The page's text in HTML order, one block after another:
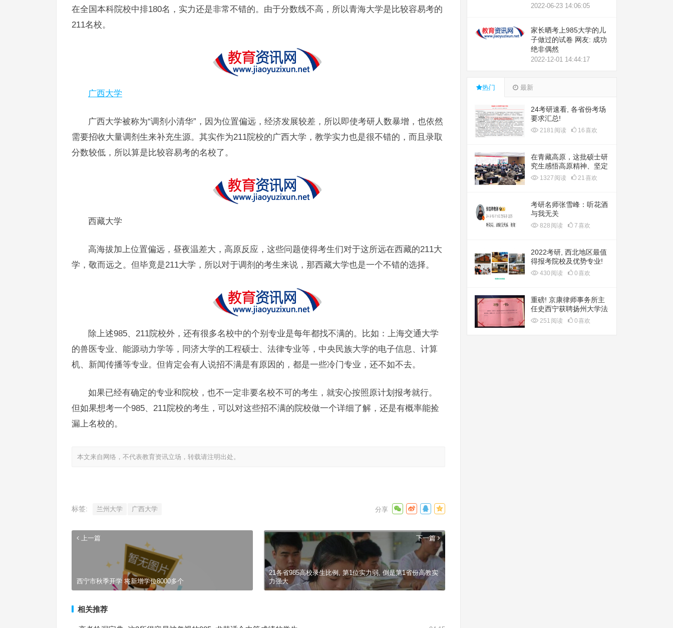
在全国本科院校中排180名，实力还是非常不错的。由于分数线不高，所以青海大学是比较容易考的
211名校。
广西大学
广西大学被称为“调剂小清华”，因为位置偏远，经济发展较差，所以即使考研人数暴增，也依然
需要招收大量调剂生来补充生源。其实作为211院校的广西大学，教学实力也是很不错的，而且录取
分数较低，所以算是比较容易考的名校了。
西藏大学
高海拔加上位置偏远，昼夜温差大，高原反应，这些问题使得考生们对于这所远在西藏的211大
学，敬而远之。但毕竟是211大学，所以对于调剂的考生来说，那西藏大学也是一个不错的选择。
除上述985、211院校外，还有很多名校中的个别专业是每年都找不满的。比如：上海交通大学
的兽医专业、能源动力学等，同济大学的工程硕士、法律专业等，中央民族大学的电子信息、计算
机、新闻传播等专业。但肯定会有人说招不满是有原因的，都是一些冷门专业，还不如不去。
如果已经有确定的专业和院校，也不一定非要名校不可的考生，就安心按照原计划报考就行。
但如果想考一个985、211院校的考生，可以对这些招不满的院校做一个详细了解，还是有概率能捡
漏上名校的。
本文来自网络，不代表教育资讯立场，转载请注明出处。
标签: 兰州大学 广西大学
上一篇
西宁市秋季开学 将新增学位8000多个
下一篇
21各省985高校录生比例, 第1位实力弱, 倒是第1省份高教实
力强大
相关推荐
2022-06-23 14:06:05
家长晒考上985大学的儿
子做过的试卷 网友: 成功
绝非偶然
2022-12-01 14:44:17
热门 最新
24考研速看, 各省份考场
要求汇总!
2181 阅读 16喜欢
在青藏高原，这批硕士研
究生感悟高原精神、坚定
强军信念
1327 阅读 21喜欢
考研名师张雪峰：听花酒
与我无关
828 阅读 7喜欢
2022考研, 西北地区最值
得报考院校及优势专业!
430 阅读 0喜欢
重磅! 京康律师事务所主
任史西宁获聘扬州大学法
学院法律硕士实践导师
251 阅读 0喜欢